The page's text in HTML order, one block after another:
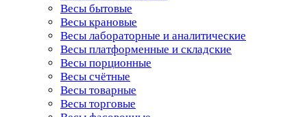
Весы бытовые
Весы крановые
Весы лабораторные и аналитические
Весы платформенные и складские
Весы порционные
Весы счётные
Весы товарные
Весы торговые